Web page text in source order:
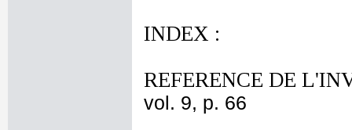
INDEX :
REFERENCE DE
vol. 9, p. 66